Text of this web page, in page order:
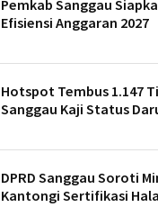
Pemkab Sanggau
Efisiensi Anggaran 2027
Hotspot Tembus 1.147
Sanggau Kaji Status
DPRD Sanggau Soroti
Kantongi Sertifikasi